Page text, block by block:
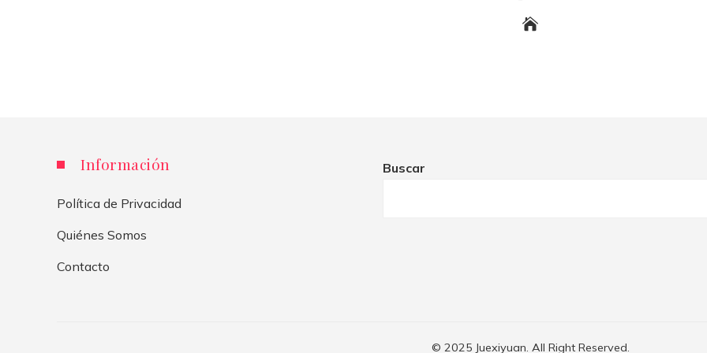
Información
Política de Privacidad
Quiénes Somos
Contacto
Buscar
© 2025 Juexiyuan. All Right Reserved.